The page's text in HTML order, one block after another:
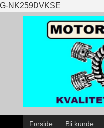
G-NK259DVKSE
til
innholdet
Forside Bli kunde